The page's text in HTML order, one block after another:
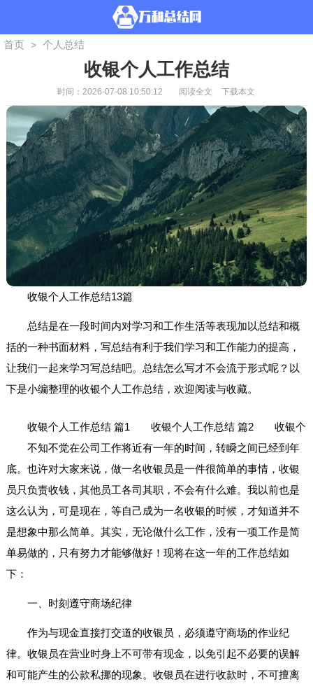
首页 > 个人总结
收银个人工作总结
时间：2026-07-08 10:50:12 阅读全文 下载本文
收银个人工作总结13篇
总结是在一段时间内对学习和工作生活等表现加以总结和概
括的一种书面材料，写总结有利于我们学习和工作能力的提高，
让我们一起来学习写总结吧。总结怎么写才不会流于形式呢？以
下是小编整理的收银个人工作总结，欢迎阅读与收藏。
收银个人工作总结 篇1
不知不觉在公司工作将近有一年的时间，转瞬之间已经到年
底。也许对大家来说，做一名收银员是一件很简单的事情，收银
员只负责收钱，其他员工各司其职，不会有什么难。我以前也是
这么认为，可是现在，等自己成为一名收银的时候，才知道并不
是想象中那么简单。其实，无论做什么工作，没有一项工作是简
单易做的，只有努力才能够做好！现将在这一年的工作总结如
下：
一、时刻遵守商场纪律
作为与现金直接打交道的收银员，必须遵守商场的作业纪
律。收银员在营业时身上不可带有现金，以免引起不必要的误解
和可能产生的公款私挪的现象。收银员在进行收款时，不可擅离
收银个人工作总结 篇2收银个